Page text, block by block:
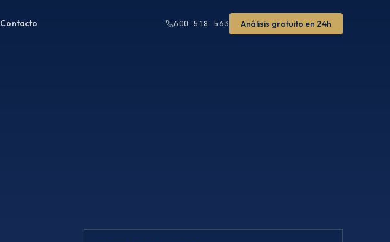
Contacto 600 518 563 Análisis gratuito en 24h